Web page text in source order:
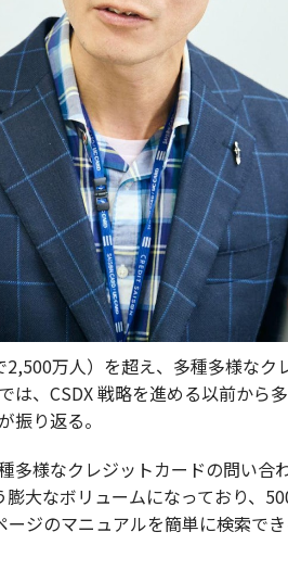
万人）を超え、多種多様なク
、CSDX 戦略を進める以前から
り返る。
多様なクレジットカードの問い合
大なボリュームになっており、
ジのマニュアルを簡単に検索で